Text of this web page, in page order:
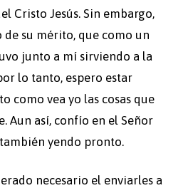
Cristo Jesús. Sin embargo,
de su mérito, que como un
junto a mí sirviendo a la
lo tanto, espero estar
como vea yo las cosas que
Aun así, confío en el Señor
yendo pronto.
necesario el enviarles a